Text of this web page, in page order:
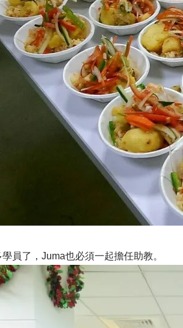
員了，Juma也必須一起擔任助教。